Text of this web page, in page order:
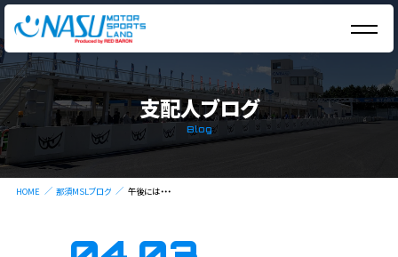
支配人ブログ
Blog
HOME 那須MSLブログ 午後には・・・